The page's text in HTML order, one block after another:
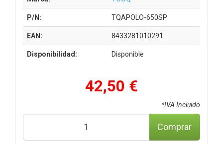
P/N: TQAPOLO-650SP
EAN: 8433281010291
Disponibilidad: Disponible
42,50 €
*IVA Incluido
Comprar